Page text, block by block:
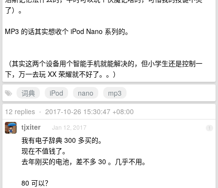
了）。
MP3 的话其实想收个 iPod Nano 系列的。
（其实这两个设备用个智能手机就能解决的，但小学生还是控制一
下，万一去玩 XX 荣耀就不好了。。）
词典
iPod nano
mp3
12 replies • 2017-10-26 15:30:47 +08:00
1
tjxiter Jan 12, 2017
我有电子辞典 300 多买的。
现在不值钱了。
去年刚买的电池，差不多 30 。几乎不用。
80 可以？